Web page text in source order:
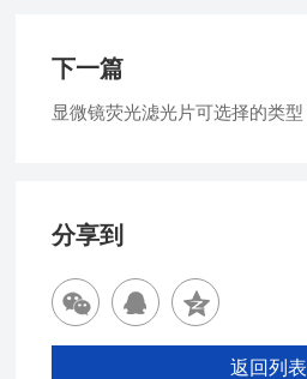
下一篇
显微镜荧光滤光片可选择的类型
分享到
返回列表